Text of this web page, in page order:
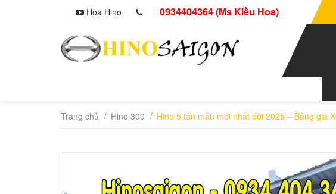
Hoa Hino 0934404364 (Ms Kiều Hoa)
Trang chủ / Hino 300 / Hino 5 tấn mẫu mới nhất đời 2025 – Bảng giá